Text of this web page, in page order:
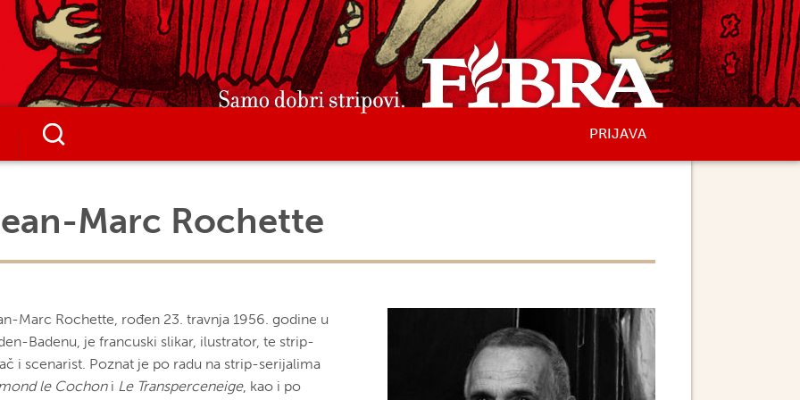
PRIJAVA
Marc Rochette
Marc Rochette, rođen 23. travnja 1956. godine u
Badenu, je francuski slikar, ilustrator, te strip-
i scenarist. Poznat je po radu na strip-serijalima
le Cochoni Le Transperceneige, kao i po